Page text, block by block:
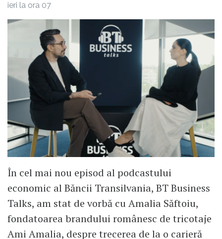
ieri la ora 07
În cel mai nou episod al podcastului
economic al Băncii Transilvania, BT Business
Talks, am stat de vorbă cu Amalia Săftoiu,
fondatoarea brandului românesc de tricotaje
Ami Amalia, despre trecerea de la o carieră